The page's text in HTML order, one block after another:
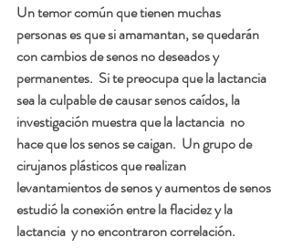
Un temor común que tienen muchas
personas es que si amamantan, se quedarán
con cambios de senos no deseados y
permanentes.  Si te preocupa que la lactancia
sea la culpable de causar senos caídos, la
investigación muestra que la lactancia  no
hace que los senos se caigan.  Un grupo de
cirujanos plásticos que realizan
levantamientos de senos y aumentos de senos
estudió la conexión entre la flacidez y la
lactancia  y no encontraron correlación.